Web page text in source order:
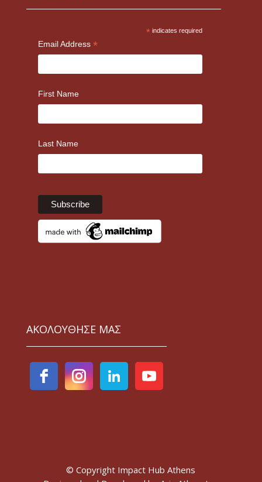
* indicates required
Email Address *
First Name
Last Name
ΑΚΟΛΟΥΘΗΣΕ ΜΑΣ
© Copyright Impact Hub Athens